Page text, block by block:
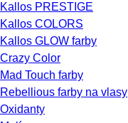
Kallos PRESTIGE
Kallos COLORS
Kallos GLOW farby
Crazy Color
Mad Touch farby
Rebellious farby na vlasy
Oxidanty